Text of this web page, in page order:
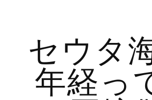
セウタ
年経っ